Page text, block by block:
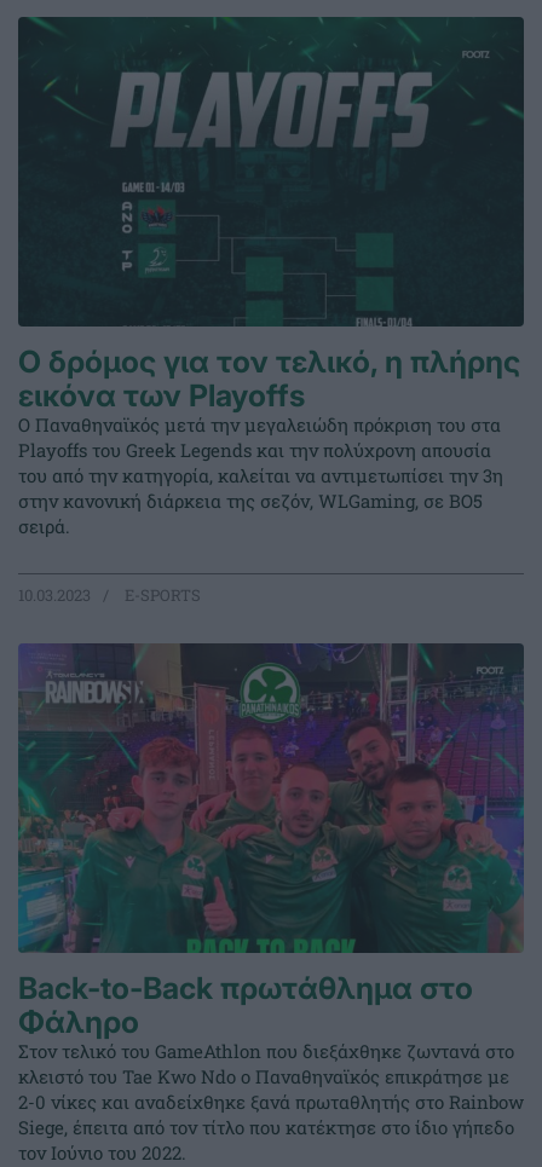
Ο δρόμος για τον τελικό, η πλήρης
εικόνα των Playoffs
Ο Παναθηναϊκός μετά την μεγαλειώδη πρόκριση του στα
Playoffs του Greek Legends και την πολύχρονη απουσία
του από την κατηγορία, καλείται να αντιμετωπίσει την 3η
στην κανονική διάρκεια της σεζόν, WLGaming, σε BO5
σειρά.
10.03.2023 E-SPORTS
Back-to-Back πρωτάθλημα στο
Φάληρο
Στον τελικό του GameAthlon που διεξάχθηκε ζωντανά στο
κλειστό του Tae Kwo Ndo ο Παναθηναϊκός επικράτησε με
2-0 νίκες και αναδείχθηκε ξανά πρωταθλητής στο Rainbow
Siege, έπειτα από τον τίτλο που κατέκτησε στο ίδιο γήπεδο
τον Ιούνιο του 2022.